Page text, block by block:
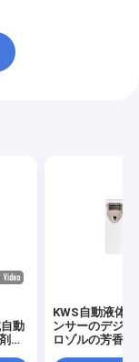
動
デ
KWS自動液体
ンサーのデジタ
ロゾルの芳香剤